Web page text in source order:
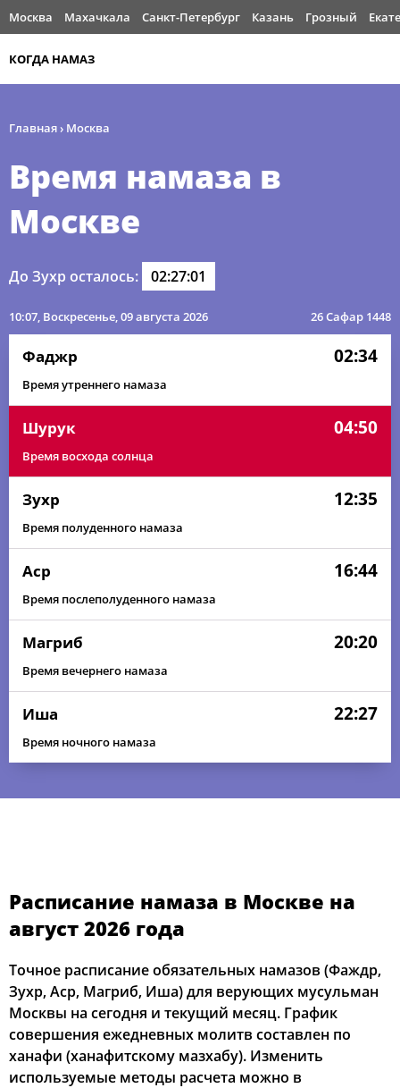
Москва Махачкала Санкт-Петербург Казань Грозный
КОГДА НАМАЗ
Главная› Москва
Время намаза в
Москве
До Зухр осталось: 02:27:01
10:07, Воскресенье, 09 августа 2026 26 Сафар 1448
Фаджр 02:34
Время утреннего намаза
Шурук 04:50
Время восхода солнца
Зухр 12:35
Время полуденного намаза
Аср 16:44
Время послеполуденного намаза
Магриб 20:20
Время вечернего намаза
Иша 22:27
Время ночного намаза
Расписание намаза в Москве на
август 2026 года
Точное расписание обязательных намазов (Фаждр,
Зухр, Аср, Магриб, Иша) для верующих мусульман
Москвы на сегодня и текущий месяц. График
совершения ежедневных молитв составлен по
ханафи (ханафитскому мазхабу). Изменить
используемые методы расчета можно в